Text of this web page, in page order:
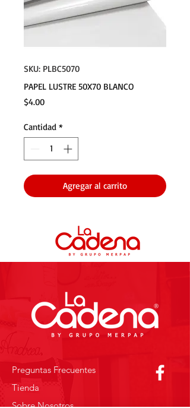
SKU: PLBC5070
PAPEL LUSTRE 50X70 BLANCO
$4.00Precio
Cantidad *
Agregar al carrito
Preguntas Frecuentes
Tienda
Sobre Nosotros